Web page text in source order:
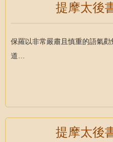
提摩太後
保羅以非常嚴肅且慎重的語氣
道…
提摩太後